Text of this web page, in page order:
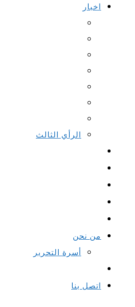
اخبار
الرأي الثالث
من نحن
أسرة التحرير
اتصل بنا